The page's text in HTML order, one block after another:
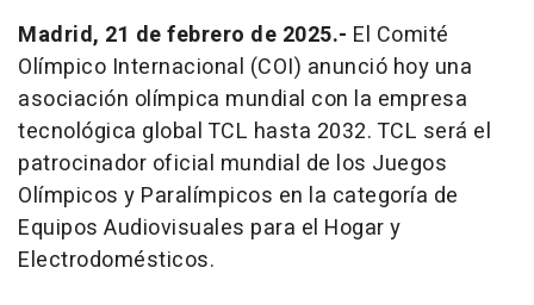
Madrid, 21 de febrero de 2025.- El Comité
Olímpico Internacional (COI) anunció hoy una
asociación olímpica mundial con la empresa
tecnológica global TCL hasta 2032. TCL será el
patrocinador oficial mundial de los Juegos
Olímpicos y Paralímpicos en la categoría de
Equipos Audiovisuales para el Hogar y
Electrodomésticos.